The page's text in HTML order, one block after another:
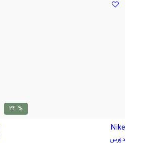
% 24
Nike
دورس